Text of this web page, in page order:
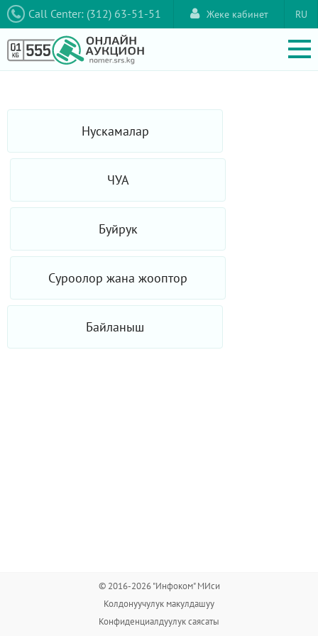
Call Center: (312) 63-51-51 RU
Жеке кабинет
Нускамалар
ЧУА
Буйрук
Суроолор жана жооптор
Байланыш
© 2016-2026 "Инфоком" МИси
Колдонуучулук макулдашуу
Конфиденциалдуулук саясаты